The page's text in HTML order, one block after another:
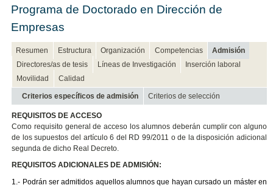
Programa de Doctorado en Dirección de
Empresas
Resumen Estructura Organización Competencias
Admisión
Directores/as de tesis
Líneas de Investigación
Inserción laboral
Movilidad
Calidad
Criterios específicos de admisión Criterios de selección
REQUISITOS DE ACCESO
Como requisito general de acceso los alumnos deberán cumplir con alguno
de los supuestos del artículo 6 del RD 99/2011 o de la disposición adicional
segunda de dicho Real Decreto.
REQUISITOS ADICIONALES DE ADMISIÓN:
1.- Podrán ser admitidos aquellos alumnos que hayan cursado un máster en